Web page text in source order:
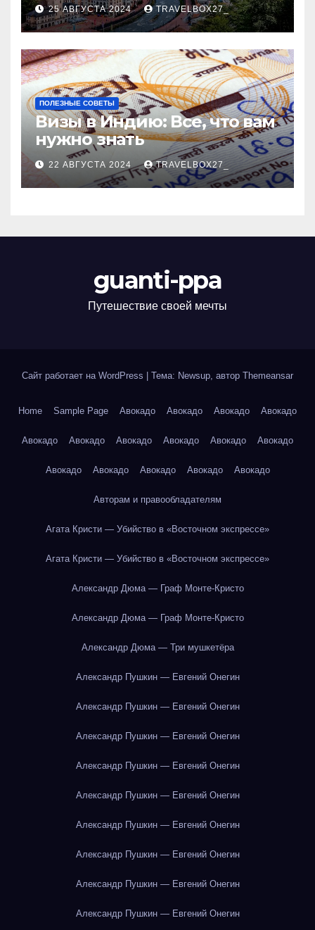
25 АВГУСТА 2024 TRAVELBOX27_
ПОЛЕЗНЫЕ СОВЕТЫ
Визы в Индию: Все, что вам
нужно знать
22 АВГУСТА 2024 TRAVELBOX27_
guanti-ppa
Путешествие своей мечты
Сайт работает на WordPress Тема: Newsup, автор Themeansar
Home Sample Page Авокадо Авокадо Авокадо Авокадо
Авокадо Авокадо Авокадо Авокадо Авокадо Авокадо
Авокадо Авокадо Авокадо Авокадо Авокадо
Авторам и правообладателям
Агата Кристи — Убийство в «Восточном экспрессе»
Агата Кристи — Убийство в «Восточном экспрессе»
Александр Дюма — Граф Монте-Кристо
Александр Дюма — Граф Монте-Кристо
Александр Дюма — Три мушкетёра
Александр Пушкин — Евгений Онегин
Александр Пушкин — Евгений Онегин
Александр Пушкин — Евгений Онегин
Александр Пушкин — Евгений Онегин
Александр Пушкин — Евгений Онегин
Александр Пушкин — Евгений Онегин
Александр Пушкин — Евгений Онегин
Александр Пушкин — Евгений Онегин
Александр Пушкин — Евгений Онегин